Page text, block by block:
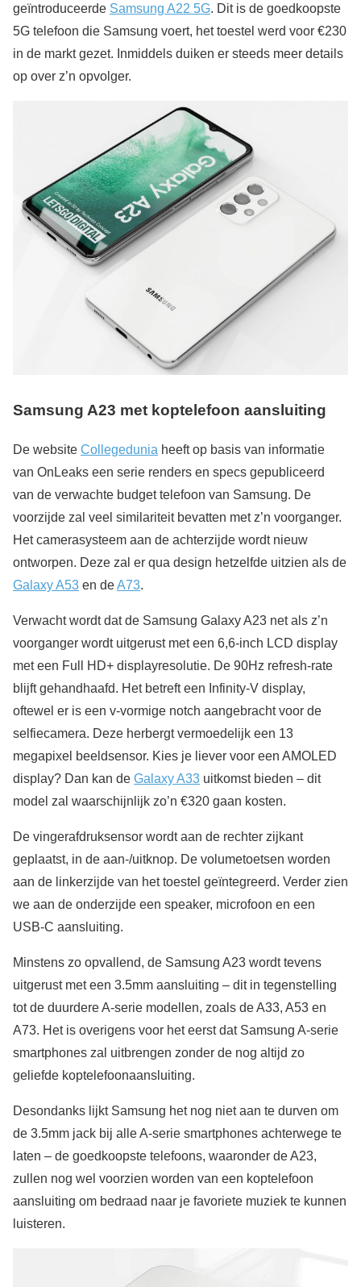
geïntroduceerde Samsung A22 5G. Dit is de goedkoopste
5G telefoon die Samsung voert, het toestel werd voor €230
in de markt gezet. Inmiddels duiken er steeds meer details
op over z’n opvolger.
Samsung A23 met koptelefoon aansluiting
De website Collegedunia heeft op basis van informatie
van OnLeaks een serie renders en specs gepubliceerd
van de verwachte budget telefoon van Samsung. De
voorzijde zal veel similariteit bevatten met z’n voorganger.
Het camerasysteem aan de achterzijde wordt nieuw
ontworpen. Deze zal er qua design hetzelfde uitzien als de
Galaxy A53 en deA73.
Verwacht wordt dat de Samsung Galaxy A23 net als z’n
voorganger wordt uitgerust met een 6,6-inch LCD display
met een Full HD+ displayresolutie. De 90Hz refresh-rate
blijft gehandhaafd. Het betreft een Infinity-V display,
oftewel er is een v-vormige notch aangebracht voor de
selfiecamera. Deze herbergt vermoedelijk een 13
megapixel beeldsensor. Kies je liever voor een AMOLED
display? Dan kan de Galaxy A33 uitkomst bieden – dit
model zal waarschijnlijk zo’n €320 gaan kosten.
De vingerafdruksensor wordt aan de rechter zijkant
geplaatst, in de aan-/uitknop. De volumetoetsen worden
aan de linkerzijde van het toestel geïntegreerd. Verder zien
we aan de onderzijde een speaker, microfoon en een
USB-C aansluiting.
Minstens zo opvallend, de Samsung A23 wordt tevens
uitgerust met een 3.5mm aansluiting – dit in tegenstelling
tot de duurdere A-serie modellen, zoals de A33, A53 en
A73. Het is overigens voor het eerst dat Samsung A-serie
smartphones zal uitbrengen zonder de nog altijd zo
geliefde koptelefoonaansluiting.
Desondanks lijkt Samsung het nog niet aan te durven om
de 3.5mm jack bij alle A-serie smartphones achterwege te
laten – de goedkoopste telefoons, waaronder de A23,
zullen nog wel voorzien worden van een koptelefoon
aansluiting om bedraad naar je favoriete muziek te kunnen
luisteren.